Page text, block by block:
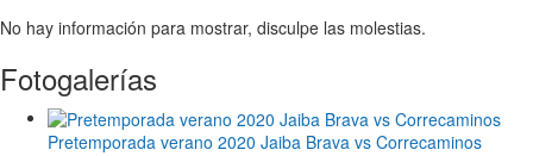
No hay información para mostrar, disculpe las molestias.
Fotogalerías
Pretemporada verano 2020 Jaiba Brava vs Correcaminos